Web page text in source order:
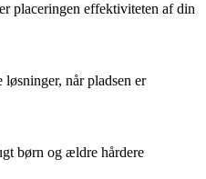
placeringen effektiviteten af din
når pladsen er
børn og ældre hårdere